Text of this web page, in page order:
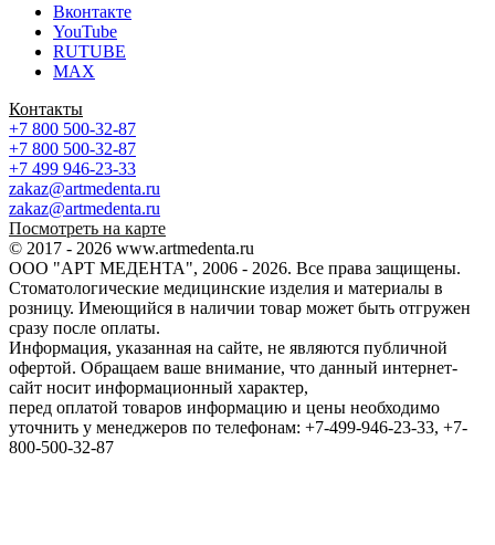
Вконтакте
YouTube
RUTUBE
MAX
Контакты
+7 800 500-32-87
+7 800 500-32-87
+7 499 946-23-33
zakaz@artmedenta.ru
zakaz@artmedenta.ru
Посмотреть на карте
© 2017 - 2026 www.artmedenta.ru
ООО "АРТ МЕДЕНТА", 2006 - 2026. Все права защищены.
Стоматологические медицинские изделия и материалы в
розницу. Имеющийся в наличии товар может быть отгружен
сразу после оплаты.
Информация, указанная на сайте, не являются публичной
офертой. Обращаем ваше внимание, что данный интернет-
сайт носит информационный характер,
перед оплатой товаров информацию и цены необходимо
уточнить у менеджеров по телефонам: +7-499-946-23-33, +7-
800-500-32-87